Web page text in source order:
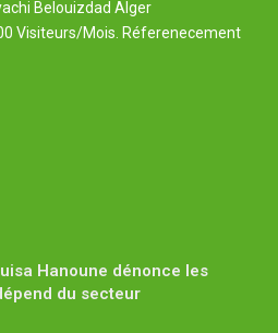
Belouizdad Alger
Visiteurs/Mois. Réferenecement
Hanoune dénonce les
du secteur